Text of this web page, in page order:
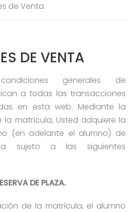
de Venta
DE VENTA
generales de
a todas las transacciones
en esta web. Mediante la
la matrícula, Usted adquiere la
(en adelante el alumno) de
sujeto a las siguientes
DE PLAZA.
de la matrícula, el alumno